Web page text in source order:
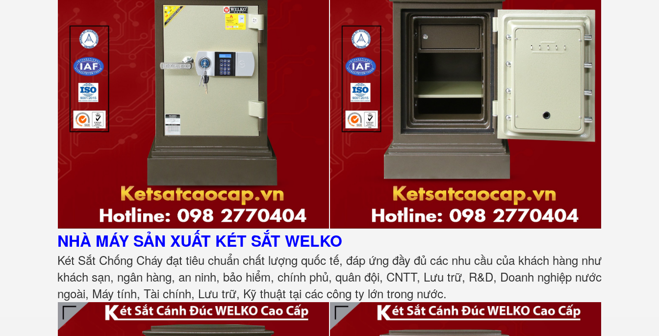
NHÀ MÁY SẢN XUẤT KÉT SẮTWELKO
Két Sắt Chống Cháy đạt tiêu chuẩn chất lượng quốc tế, đáp ứng đầy đủ các nhu cầu của khách hàng như
khách sạn, ngân hàng, an ninh, bảo hiểm, chính phủ, quân đội, CNTT, Lưu trữ, R&D, Doanh nghiệp nước
ngoài, Máy tính, Tài chính, Lưu trữ, Kỹ thuật tại các công ty lớn trong nước.